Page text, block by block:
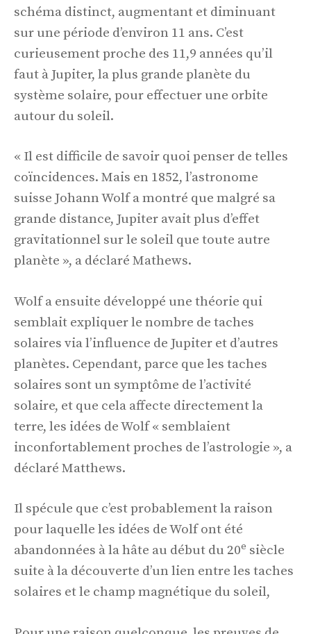
schéma distinct, augmentant et diminuant
sur une période d’environ 11 ans. C’est
curieusement proche des 11,9 années qu’il
faut à Jupiter, la plus grande planète du
système solaire, pour effectuer une orbite
autour du soleil.
« Il est difficile de savoir quoi penser de telles
coïncidences. Mais en 1852, l’astronome
suisse Johann Wolf a montré que malgré sa
grande distance, Jupiter avait plus d’effet
gravitationnel sur le soleil que toute autre
planète », a déclaré Mathews.
Wolf a ensuite développé une théorie qui
semblait expliquer le nombre de taches
solaires via l’influence de Jupiter et d’autres
planètes. Cependant, parce que les taches
solaires sont un symptôme de l’activité
solaire, et que cela affecte directement la
terre, les idées de Wolf « semblaient
inconfortablement proches de l’astrologie », a
déclaré Matthews.
Il spécule que c’est probablement la raison
pour laquelle les idées de Wolf ont été
abandonnées à la hâte au début du 20e siècle
suite à la découverte d’un lien entre les taches
solaires et le champ magnétique du soleil,